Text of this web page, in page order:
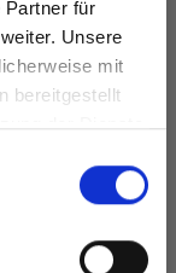
Partner für
Unsere
mit
bereitgestellt
der Dienste
MASK
25-TLG
EUR 1.50
zu